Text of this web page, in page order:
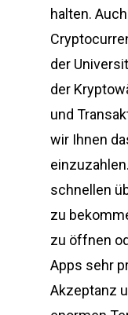
halten.
der
der
und
wir Ihnen
schnellen
zu
zu öffnen
Apps sehr
Akzeptanz